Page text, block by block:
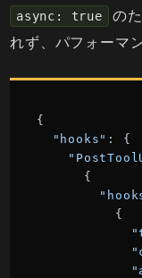
async: true
の
れず、パフォーマ
{
"hooks" : {
      {
          {